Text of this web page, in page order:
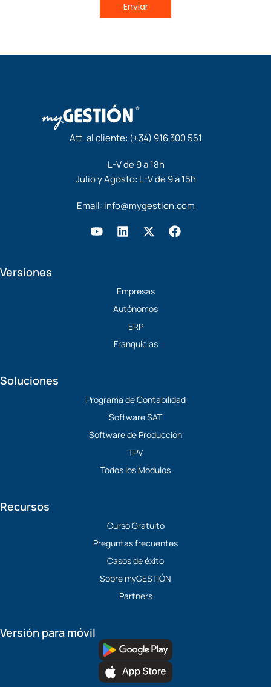
Enviar
Att. al cliente: (+34) 916 300 551
L-V de 9 a 18h
Julio y Agosto: L-V de 9 a 15h
Email: info@mygestion.com
Y L
d
i
n
X
t
t
e
F
a
Versiones
Empresas
Autónomos
ERP
Franquicias
Soluciones
Programa de Contabilidad
Software SAT
Software de Producción
TPV
Todos los Módulos
Recursos
Curso Gratuito
Preguntas frecuentes
Casos de éxito
Sobre myGESTIÓN
Partners
Versión para móvil